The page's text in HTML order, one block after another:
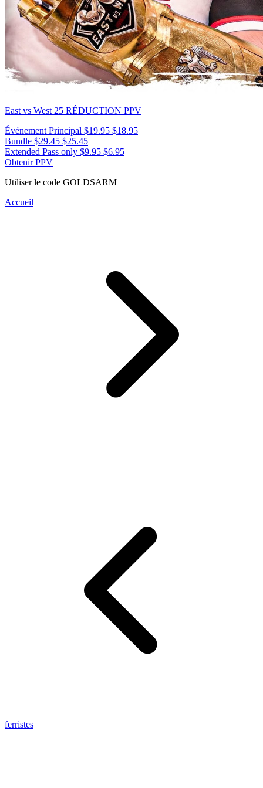
East vs West 25 RÉDUCTION PPV
Événement Principal $19.95 $18.95
Bundle $29.45 $25.45
Extended Pass only $9.95 $6.95
Obtenir PPV
Utiliser le code GOLDSARM
Accueil
ferristes